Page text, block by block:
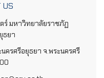
US
ร์ มหาวิทยาลัยราชภัฏ
ธยา
ครศรีอยุธยา จ.พระนครศรี